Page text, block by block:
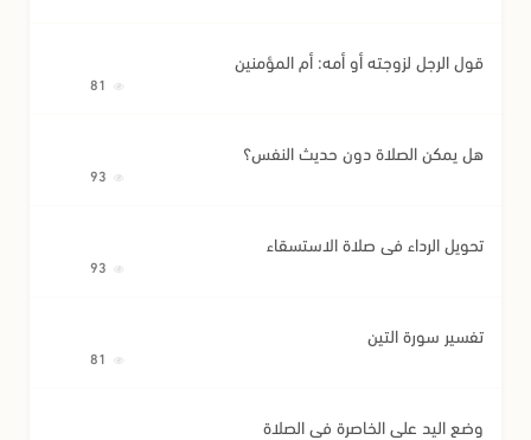
قول الرجل لزوجته أو أمه: أم المؤمنين
هل يمكن الصلاة دون حديث النفس؟
تحويل الرداء في صلاة الاستسقاء
تفسير سورة التين
وضع اليد على الخاصرة في الصلاة